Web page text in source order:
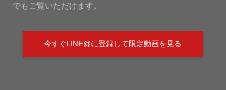
でもご覧いただけます。
今すぐLINE@に登録して限定動画を見る